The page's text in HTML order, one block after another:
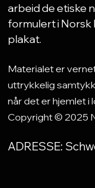
arbeid de etiske
formulert i
plakat.
Materialet er
uttrykkelig
når det er hjemlet i
Copyright © 2025
ADRESSE: